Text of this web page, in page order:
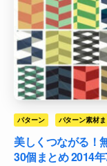
パターン パターン素材
美しくつながる！
30個まとめ 2014